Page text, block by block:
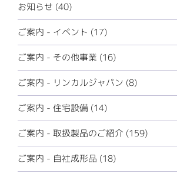
お知らせ (40)
ご案内 - イベント (17)
ご案内 - その他事業 (16)
ご案内 - リンカルジャパン (8)
ご案内 - 住宅設備 (14)
ご案内 - 取扱製品のご紹介 (159)
ご案内 - 自社成形品 (18)